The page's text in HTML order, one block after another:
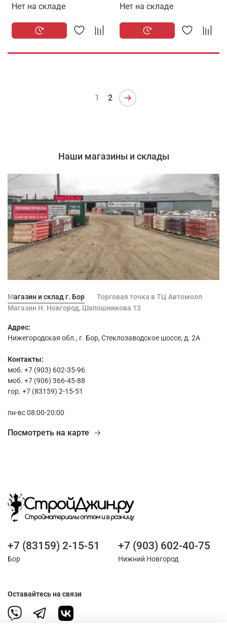
Нет на складе
Нет на складе
1 2
Наши магазины и склады
Магазин и склад г. Бор
Торговая точка в ТЦ Автомолл
Магазин Н. Новгород, Шапошникова 13
Адрес:
Нижегородская обл., г. Бор, Стеклозаводское шоссе, д. 2А
Контакты:
моб. +7 (903) 602-35-96
моб. +7 (906) 366-45-88
гор. +7 (83159) 2-15-51
пн-вс 08:00-20:00
Посмотреть на карте
+7 (83159) 2-15-51
Бор
+7 (903) 602-40-75
Нижний Новгород
Оставайтесь на связи